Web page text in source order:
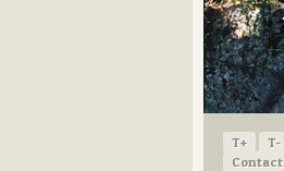
T+ T-
Contact